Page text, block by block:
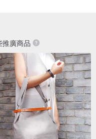
廣商品